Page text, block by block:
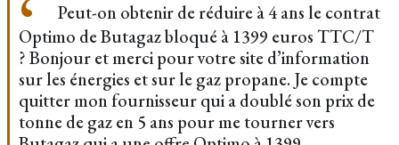
Peut-on obtenir de réduire à 4 ans le contrat
Optimo de Butagaz bloqué à 1399 euros TTC/T
? Bonjour et merci pour votre site d’information
sur les énergies et sur le gaz propane. Je compte
quitter mon fournisseur qui a doublé son prix de
tonne de gaz en 5 ans pour me tourner vers